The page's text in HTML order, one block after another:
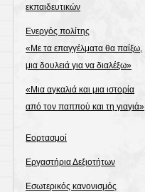
εκπαιδευτικών
Ενεργός πολίτης
«Με τα επαγγέλματα θα παίξω,
μια δουλειά για να διαλέξω»
«Μια αγκαλιά και μια ιστορία
από τον παππού και τη γιαγιά»
Εορτασμοί
Εργαστήρια Δεξιοτήτων
Εσωτερικός κανονισμός